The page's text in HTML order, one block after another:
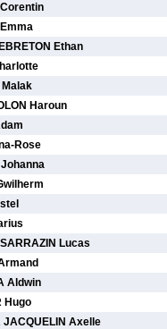
Ethan
Malak
Haroun
Rose
Lucas
Aldwin
Hugo
JACQUELIN Axelle